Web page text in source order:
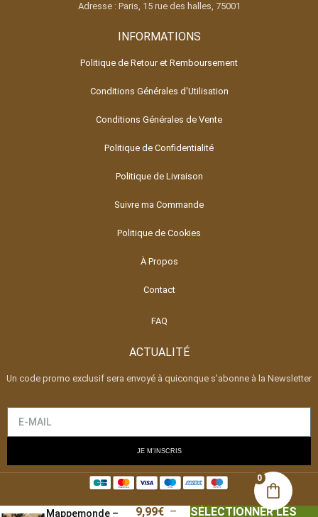
Adresse : Paris, 15 rue des halles, 75001
INFORMATIONS
Politique de Retour et Remboursement
Conditions Générales d'Utilisation
Conditions Générales de Vente
Politique de Confidentialité
Politique de Livraison
Suivre ma Commande
Politique de Cookies
À Propos
Contact
FAQ
ACTUALITÉ
Un code promo exclusif sera envoyé à quiconque s'abonne à la Newsletter
JE M'INSCRIS
Mappemonde – 9,99€ – SÉLECTIONNER LES
0